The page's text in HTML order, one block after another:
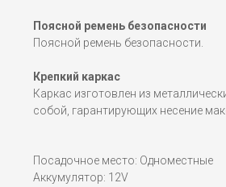
Поясной ремень безопасности
Поясной ремень безопасности.
Крепкий каркас
Каркас изготовлен из
собой, гарантирующих несение
Посадочное место: Одноместные
Аккумулятор: 12V